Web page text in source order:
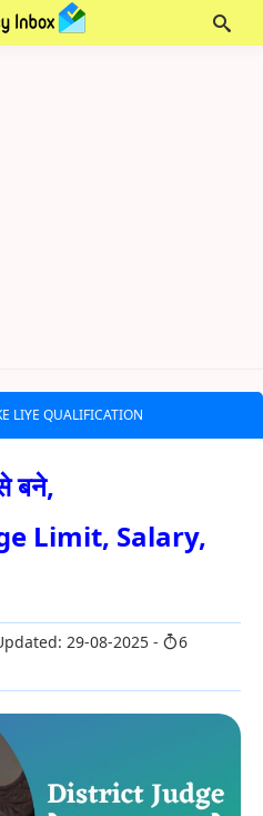
LIYE QUALIFICATION
बने,
Limit, Salary,
29-08-2025
6